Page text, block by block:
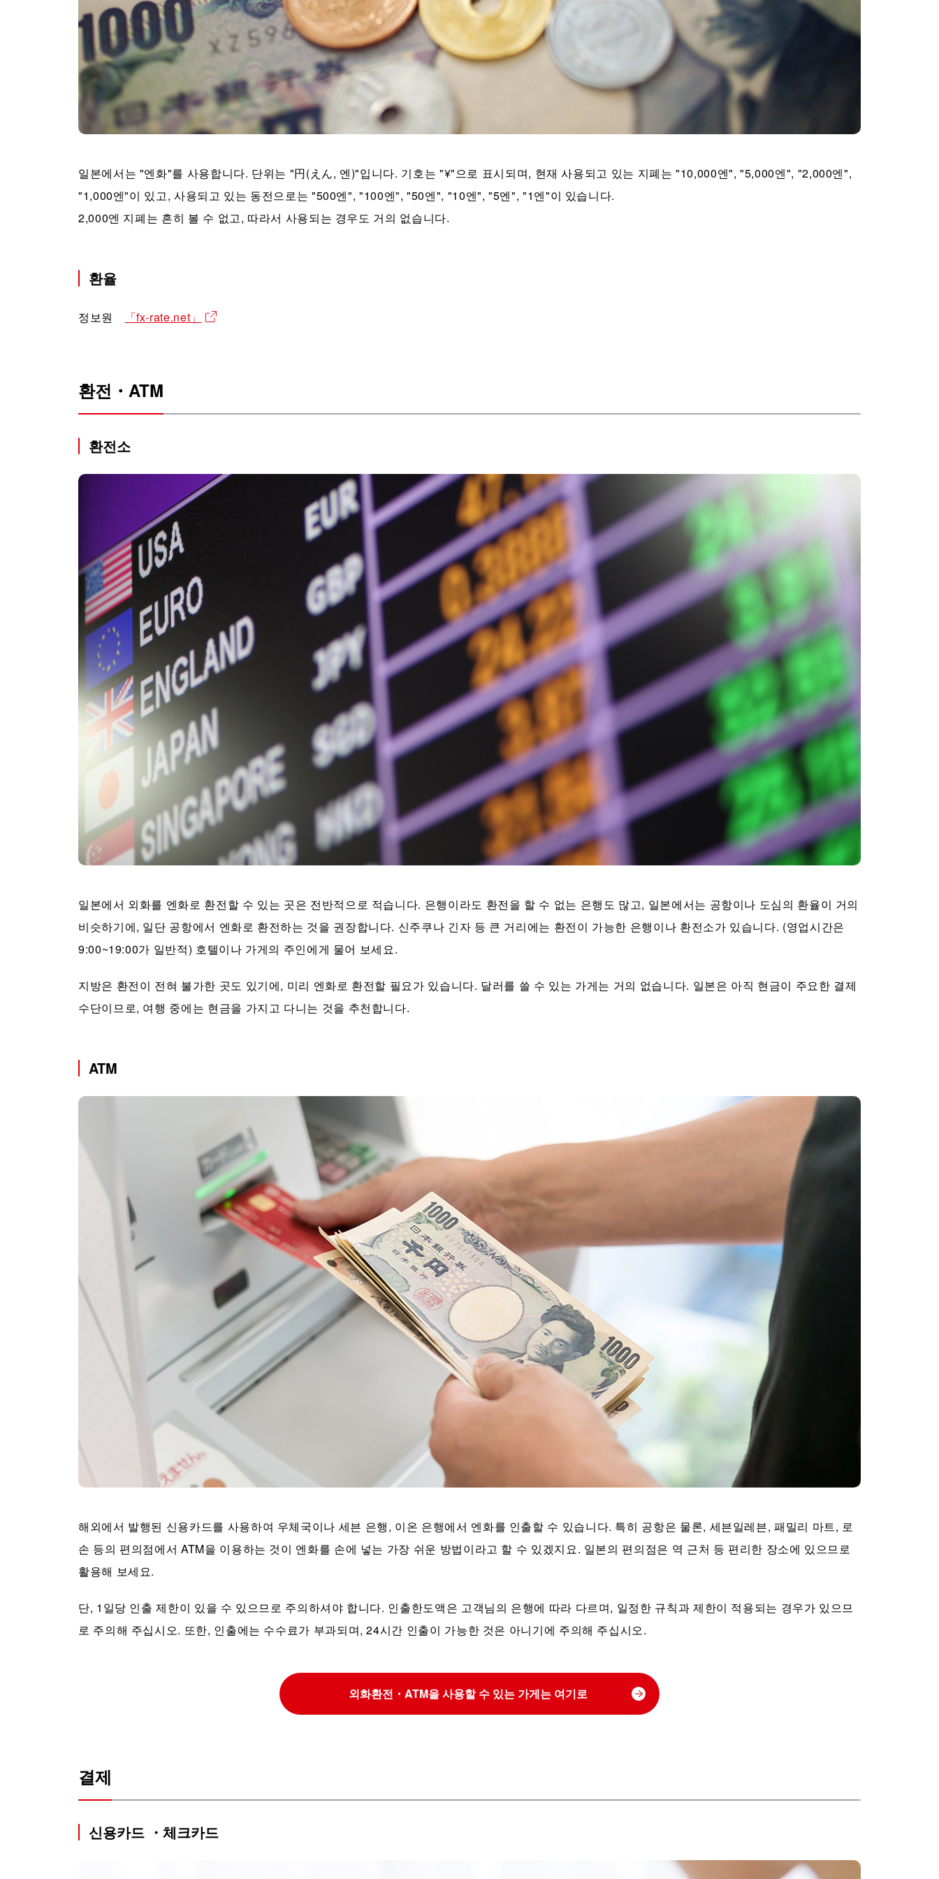
일본에서는 "엔화"를 사용합니다. 단위는 "円(えん, 엔)"입니다. 기호는 "¥"으로 표시되며, 현재 사용되고 있는 지폐는 "10,000엔", "5,000엔", "2,000엔",
"1,000엔"이 있고, 사용되고 있는 동전으로는 "500엔", "100엔", "50엔", "10엔", "5엔", "1엔"이 있습니다.
2,000엔 지폐는 흔히 볼 수 없고, 따라서 사용되는 경우도 거의 없습니다.
환율
정보원 「fx-rate.net」
환전・ATM
환전소
일본에서 외화를 엔화로 환전할 수 있는 곳은 전반적으로 적습니다. 은행이라도 환전을 할 수 없는 은행도 많고, 일본에서는 공항이나 도심의 환율이 거의
비슷하기에, 일단 공항에서 엔화로 환전하는 것을 권장합니다. 신주쿠나 긴자 등 큰 거리에는 환전이 가능한 은행이나 환전소가 있습니다. (영업시간은
9:00~19:00가 일반적) 호텔이나 가게의 주인에게 물어 보세요.
지방은 환전이 전혀 불가한 곳도 있기에, 미리 엔화로 환전할 필요가 있습니다. 달러를 쓸 수 있는 가게는 거의 없습니다. 일본은 아직 현금이 주요한 결제
수단이므로, 여행 중에는 현금을 가지고 다니는 것을 추천합니다.
ATM
해외에서 발행된 신용카드를 사용하여 우체국이나 세븐 은행, 이온 은행에서 엔화를 인출할 수 있습니다. 특히 공항은 물론, 세븐일레븐, 패밀리 마트, 로
손 등의 편의점에서 ATM을 이용하는 것이 엔화를 손에 넣는 가장 쉬운 방법이라고 할 수 있겠지요. 일본의 편의점은 역 근처 등 편리한 장소에 있으므로
활용해 보세요.
단, 1일당 인출 제한이 있을 수 있으므로 주의하셔야 합니다. 인출한도액은 고객님의 은행에 따라 다르며, 일정한 규칙과 제한이 적용되는 경우가 있으므
로 주의해 주십시오. 또한, 인출에는 수수료가 부과되며, 24시간 인출이 가능한 것은 아니기에 주의해 주십시오.
외화환전・ATM을 사용할 수 있는 가게는 여기로
결제
신용카드 ・체크카드